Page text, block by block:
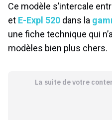
Ce modèle s’intercale
et E-Expl 520 dans la
une fiche technique qui
modèles bien plus chers.
La suite de votre